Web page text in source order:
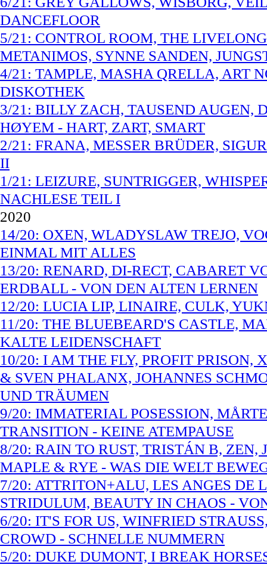
DANCEFLOOR
5/21: CONTROL ROOM, THE
METANIMOS, SYNNE SANDEN,
4/21: TAMPLE, MASHA QRELLA, ART
DISKOTHEK
3/21: BILLY ZACH, TAUSEND AUGEN,
HØYEM - HART, ZART, SMART
2/21: FRANA, MESSER BRÜDER,
II
1/21: LEIZURE, SUNTRIGGER,
NACHLESE TEIL I
2020
14/20: OXEN, WLADYSLAW TREJO,
EINMAL MIT ALLES
13/20: RENARD, DI-RECT, CABARET
ERDBALL - VON DEN ALTEN LERNEN
12/20: LUCIA LIP, LINAIRE, CULK,
11/20: THE BLUEBEARD'S CASTLE,
KALTE LEIDENSCHAFT
10/20: I AM THE FLY, PROFIT
& SVEN PHALANX, JOHANNES
UND TRÄUMEN
9/20: IMMATERIAL POSESSION,
TRANSITION - KEINE ATEMPAUSE
8/20: RAIN TO RUST, TRISTÁN B,
MAPLE & RYE - WAS DIE WELT
7/20: ATTRITON+ALU, LES ANGES DE
STRIDULUM, BEAUTY IN CHAOS -
6/20: IT'S FOR US, WINFRIED
CROWD - SCHNELLE NUMMERN
5/20: DUKE DUMONT, I BREAK